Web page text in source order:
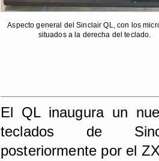
Aspecto general del Sinclair QL, con los
situados a la derecha del teclado.
El QL inaugura un
teclados de
posteriormente por el